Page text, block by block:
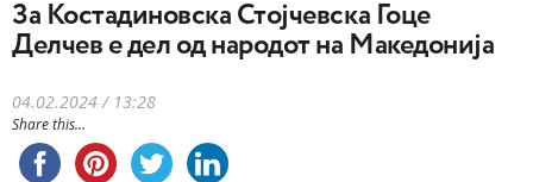
За Костадиновска Стојчевска Гоце
Делчев e дел од народот на Македонија
04.02.2024 / 13:28
Share this...